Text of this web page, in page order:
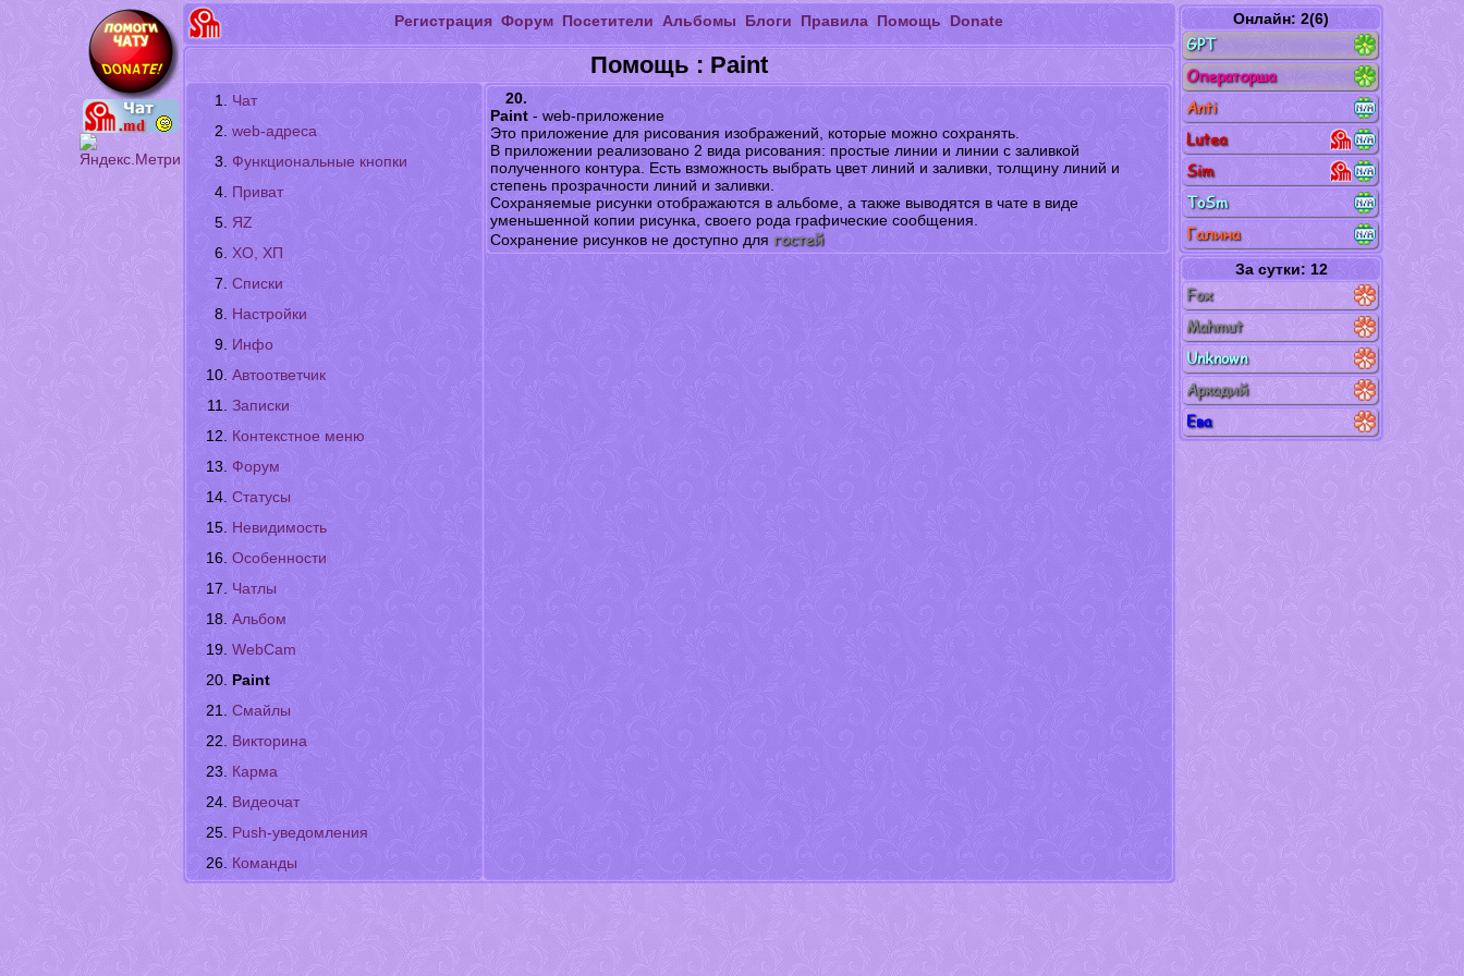
Регистрация Форум Посетители Альбомы Блоги Правила Помощь Donate
Помощь : Paint
Чат
web-адреса
Функциональные кнопки
Приват
ЯZ
XО, XП
Списки
Настройки
Инфо
Автоответчик
Записки
Контекстное меню
Форум
Статусы
Невидимость
Особенности
Чатлы
Альбом
WebCam
Paint
Смайлы
Викторина
Карма
Видеочат
Push-уведомления
Команды
20.
Paint - web-приложение
Это приложение для рисования изображений, которые можно сохранять.
В приложении реализовано 2 вида рисования: простые линии и линии с заливкой
полученного контура. Есть взможность выбрать цвет линий и заливки, толщину линий и
степень прозрачности линий и заливки.
Сохраняемые рисунки отображаются в альбоме, а также выводятся в чате в виде
уменьшенной копии рисунка, своего рода графические сообщения.
Сохранение рисунков не доступно для гостей
Онлайн: 2(6)
GPT
Операторша
Anti
Lutea
Sim
ToSm
Галина
За сутки: 12
Fox
Mahmut
Unknown
Аркадий
Ева